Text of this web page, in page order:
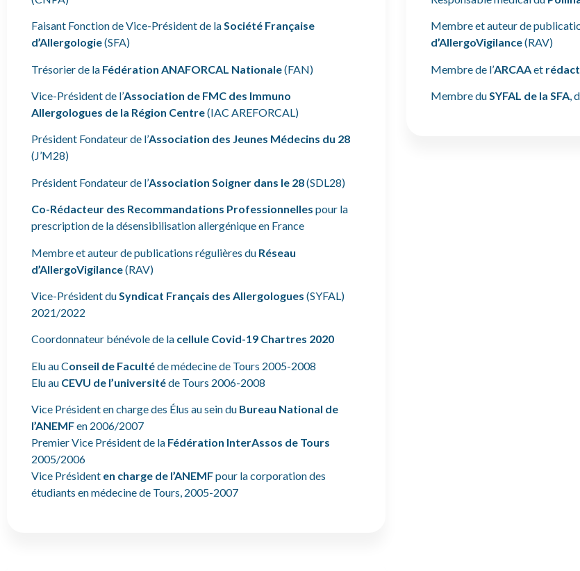
Faisant Fonction de Vice-Président de laSociété Française
d’Allergologie(SFA)
Trésorier de la Fédération ANAFORCAL Nationale(FAN)
Vice-Président de l’Association de FMC des Immuno
Allergologues de la Région Centre(IAC AREFORCAL)
Président Fondateur de l’Association des Jeunes Médecins du 28
(J’M28)
Président Fondateur de l’Association Soigner dans le 28(SDL28)
Co-Rédacteur des Recommandations Professionnelles pour la
prescription de la désensibilisation allergénique en France
Membre et auteur de publications régulières du Réseau
d’AllergoVigilance(RAV)
Vice-Président duSyndicat Français des Allergologues (SYFAL)
2021/2022
Coordonnateur bénévole de la cellule Covid-19 Chartres 2020
Elu au Conseil de Facultéde médecine de Tours 2005-2008
Elu au CEVU de l’universitéde Tours 2006-2008
Vice Président en charge des Élus au sein du Bureau National de
l’ANEMFen 2006/2007
Premier Vice Président de la Fédération InterAssos de Tours
2005/2006
Vice Président en charge de l’ANEMFpour la corporation des
étudiants en médecine de Tours, 2005-2007
Membre et auteur de
d’AllergoVigilance(RAV)
Membre de l’ARCAAet
Membre duSYFAL de la SFA,